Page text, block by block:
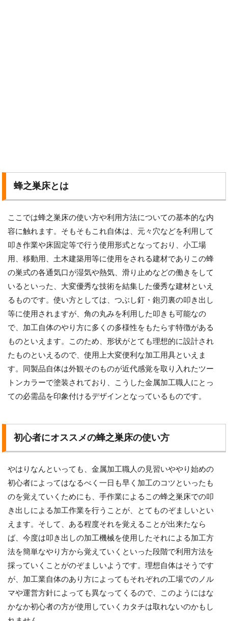
蜂之巣床とは
ここでは蜂之巣床の使い方や利用方法についての基本的な内
容に触れます。そもそもこれ自体は、元々穴などを利用して
叩き作業や床固定等で行う使用形式となっており、小工場
用、移動用、土木建築用等に使用をされる建材でありこの蜂
の巣式の各通気口が湿気や熱気、滑り止めなどの働きをして
いるといった、大変優秀な技術を結集した優秀な建材といえ
るものです。使い方としては、つぶし釘・鉋刃裏の叩き出し
等に使用されますが、角の丸みを利用した叩きも可能なの
で、加工自体のやり方に多くの多様性をもたらす特徴がある
ものといえます。このため、形状がとても理想的に設計され
たものといえるので、使用上大変便利な加工用具といえま
す。同製品自体は外観そのものが近代感覚を取り入れたツー
トンカラーで塗装されており、こうした金属加工職人にとっ
ての必需品を印象付けるデザインとなっているものです。
初心者にオススメの蜂之巣床の使い方
やはりなんといっても、金属加工職人の見習いややり始めの
初心者によってはなるべく一日も早く加工のコツといったも
のを覚えていくためにも、手作業によるこの蜂之巣床での叩
き出しによる加工作業を行うことが、とてものぞましいとい
えます。そして、ある程度それを覚えることが出来たなら
ば、今度は叩き出しの加工機械を使用したそれによる加工方
法を簡単なやり方から覚えていくといった段階で利用方法を
採っていくことがのぞましいようです。理想自体はそうです
が、加工業自体のあり方によってもそれぞれの工場でのノル
マや運営方針によっても異なってくるので、このようにはな
かなか初心者の方が使用していくカタチは取れないのかもし